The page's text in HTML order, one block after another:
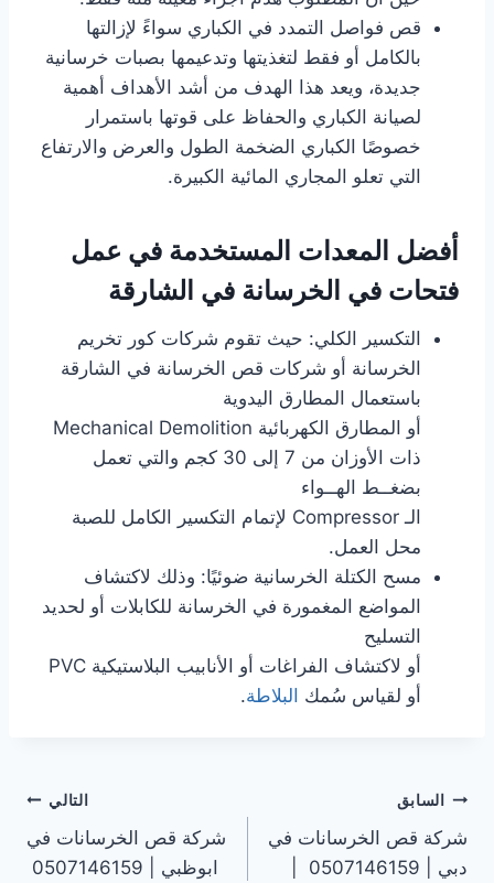
قص فواصل التمدد في الكباري سواءً لإزالتها
بالكامل أو فقط لتغذيتها وتدعيمها بصبات خرسانية
جديدة، ويعد هذا الهدف من أشد الأهداف أهمية
لصيانة الكباري والحفاظ على قوتها باستمرار
خصوصًا الكباري الضخمة الطول والعرض والارتفاع
التي تعلو المجاري المائية الكبيرة.
أفضل المعدات المستخدمة في عمل
فتحات في الخرسانة في الشارقة
التكسير الكلي: حيث تقوم شركات كور تخريم
الخرسانة أو شركات قص الخرسانة في الشارقة
باستعمال المطارق اليدوية
أو المطارق الكهربائية Mechanical Demolition
ذات الأوزان من 7 إلى 30 كجم والتي تعمل
بضغــط الهــواء
الـ Compressor لإتمام التكسير الكامل للصبة
محل العمل.
مسح الكتلة الخرسانية ضوئيًا: وذلك لاكتشاف
المواضع المغمورة في الخرسانة للكابلات أو لحديد
التسليح
أو لاكتشاف الفراغات أو الأنابيب البلاستيكية PVC
أو لقياس سُمك البلاطة.
تصفّح
المقالات
السابق
شركة قص الخرسانات في
التالي
شركة قص الخرسانات في